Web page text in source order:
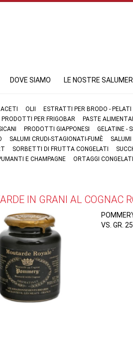
DOVE SIAMO LE NOSTRE
ACETI OLII ESTRATTI PER BRODO - PELATI
PRODOTTI PER FRIGOBAR PASTE
PRODOTTI GIAPPONESI GELATINE -
SALUMI CRUDI-STAGIONATI-FUMÈ
SORBETTI DI FRUTTA CONGELATI
E CHAMPAGNE ORTAGGI CONGELATI
IN GRANI AL COGNAC
VS. GR.